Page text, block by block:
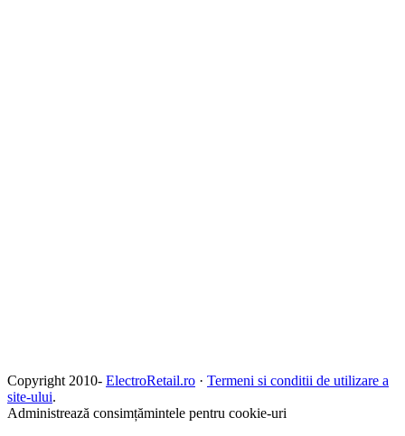
Copyright 2010- ElectroRetail.ro · Termeni si conditii de utilizare a
site-ului.
Administrează consimțămintele pentru cookie-uri